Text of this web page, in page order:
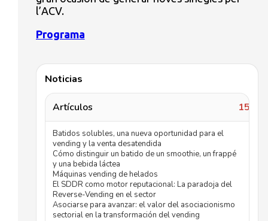
l’ACV.
Programa
Noticias
Artículos 157
Batidos solubles, una nueva oportunidad para el
vending y la venta desatendida
Cómo distinguir un batido de un smoothie, un frappé
y una bebida láctea
Máquinas vending de helados
El SDDR como motor reputacional: La paradoja del
Reverse-Vending en el sector
Asociarse para avanzar: el valor del asociacionismo
sectorial en la transformación del vending